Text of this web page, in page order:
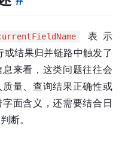
表示
结果归并链路中触发了
来看，这类问题往往会
量、查询结果正确性或
面含义，还需要结合日
断。